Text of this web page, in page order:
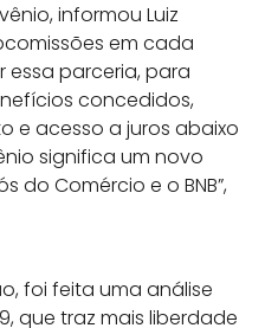
informou Luiz
em cada
parceria, para
concedidos,
e acesso a juros abaixo
significa um novo
do Comércio e o BNB”,
foi feita uma análise
que traz mais liberdade